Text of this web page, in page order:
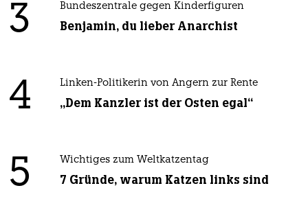
3 Bundeszentrale gegen Kinderfiguren
Benjamin, du lieber Anarchist
4 Linken-Politikerin von Angern zur Rente
„Dem Kanzler ist der Osten egal“
5 Wichtiges zum Weltkatzentag
7 Gründe, warum Katzen links sind